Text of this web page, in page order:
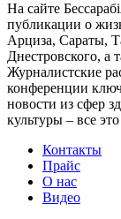
На сайте
публикации о
Арциза, Сараты,
Днестровского, а
Журналистские
конференции
новости из сфер
культуры – все
Контакты
Прайс
О нас
Видео